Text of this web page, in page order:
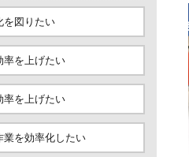
を図りたい
率を上げたい
率を上げたい
業を効率化したい